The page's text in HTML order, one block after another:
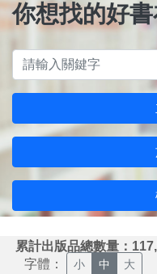
你想找的好書
累計出版品總數量：
字體： 小 中 大